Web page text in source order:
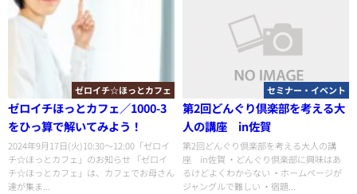
ゼロイチ☆ほっとカフェ
ゼロイチほっとカフェ／1000-3
をひっ算で解いてみよう！
2024年9月17日(火)10:30〜12:00「ゼロイ
チ☆ほっとカフェ」のお知らせ 「ゼロイ
チ☆ほっとカフェ」は、カフェでお母さん
達が集ま...
セミナー・イベント
第2回どんぐり倶楽部を考える大
人の講座 in佐賀
第2回どんぐり倶楽部を考える大人の講
座 in佐賀 ・どんぐり倶楽部に興味はあ
るけどよくわからない ・ホームページが
ジャングルで難しい ・宿題...